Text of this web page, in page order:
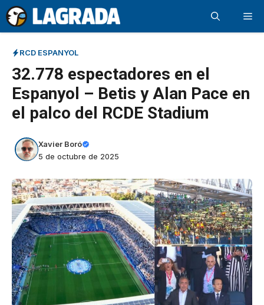
Saltar
al
contenido
RCD ESPANYOL
32.778 espectadores en el
Espanyol – Betis y Alan Pace en
el palco del RCDE Stadium
Xavier Boró
5 de octubre de 2025